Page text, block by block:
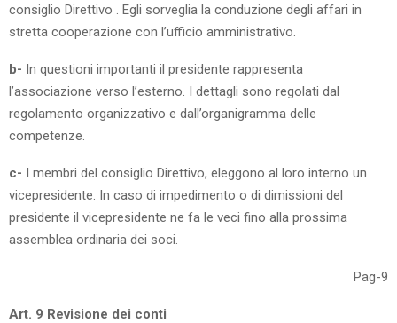
consiglio Direttivo . Egli sorveglia la conduzione degli affari in
stretta cooperazione con l’ufficio amministrativo.
b- In questioni importanti il presidente rappresenta
l’associazione verso l’esterno. I dettagli sono regolati dal
regolamento organizzativo e dall’organigramma delle
competenze.
c- I membri del consiglio Direttivo, eleggono al loro interno un
vicepresidente. In caso di impedimento o di dimissioni del
presidente il vicepresidente ne fa le veci fino alla prossima
assemblea ordinaria dei soci.
Pag-9
Art. 9 Revisione dei conti